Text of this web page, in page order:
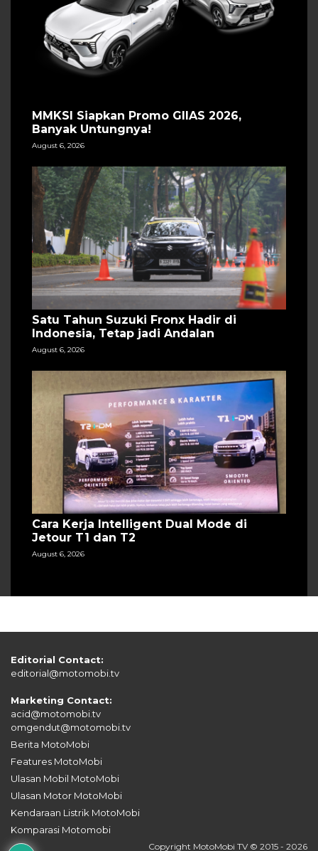
MMKSI Siapkan Promo GIIAS 2026,
Banyak Untungnya!
August 6, 2026
Satu Tahun Suzuki Fronx Hadir di
Indonesia, Tetap jadi Andalan
August 6, 2026
Cara Kerja Intelligent Dual Mode di
Jetour T1 dan T2
August 6, 2026
Editorial Contact:
editorial@motomobi.tv
Marketing Contact:
acid@motomobi.tv
omgendut@motomobi.tv
Berita MotoMobi
Features MotoMobi
Ulasan Mobil MotoMobi
Ulasan Motor MotoMobi
Kendaraan Listrik MotoMobi
Komparasi Motomobi
Copyright MotoMobi TV © 2015 - 2026